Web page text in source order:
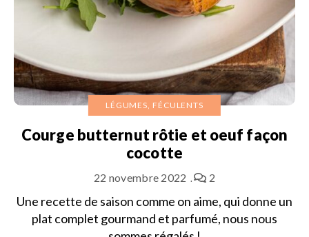
LÉGUMES, FÉCULENTS
Courge butternut rôtie et oeuf façon
cocotte
22 novembre 2022 2
Une recette de saison comme on aime, qui donne un
plat complet gourmand et parfumé, nous nous